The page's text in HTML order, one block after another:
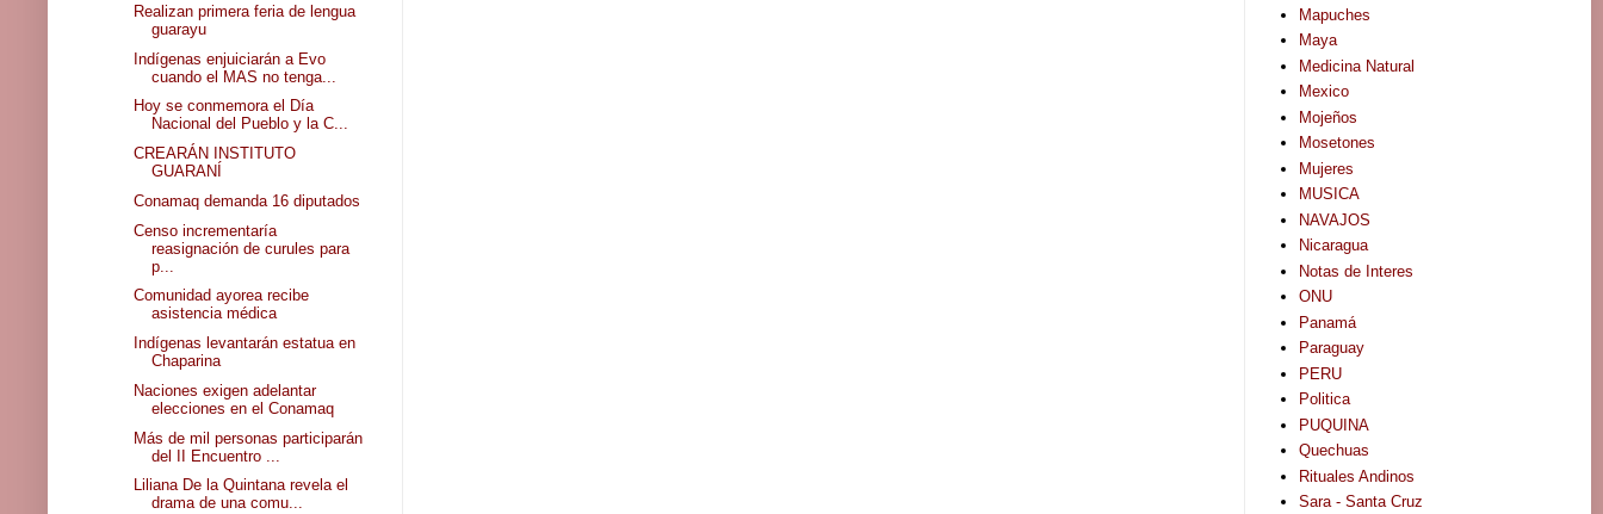
Realizan primera feria de lengua
guarayu
Indígenas enjuiciarán a Evo
cuando el MAS no tenga...
Hoy se conmemora el Día
Nacional del Pueblo y la C...
CREARÁN INSTITUTO
GUARANÍ
Conamaq demanda 16 diputados
Censo incrementaría
reasignación de curules para
p...
Comunidad ayorea recibe
asistencia médica
Indígenas levantarán estatua en
Chaparina
Naciones exigen adelantar
elecciones en el Conamaq
Más de mil personas participarán
del II Encuentro ...
Liliana De la Quintana revela el
drama de una comu...
Mapuches
Maya
Medicina Natural
Mexico
Mojeños
Mosetones
Mujeres
MUSICA
NAVAJOS
Nicaragua
Notas de Interes
ONU
Panamá
Paraguay
PERU
Politica
PUQUINA
Quechuas
Rituales Andinos
Sara - Santa Cruz